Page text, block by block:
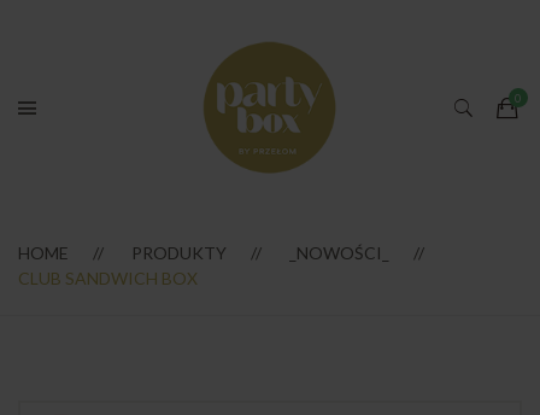
HOME PRODUKTY
_NOWOŚCI_
CLUB SANDWICH BOX